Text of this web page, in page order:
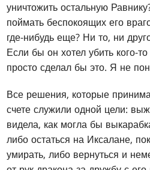
уничтожить остальную
поймать беспокоящих его
где-нибудь еще? Ни то, ни
Если бы он хотел убить кого-
просто сделал бы это. Я не
Все решения, которые
счете служили одной цели:
видела, как могла бы
либо остаться на Иксалане,
умирать, либо вернуться и